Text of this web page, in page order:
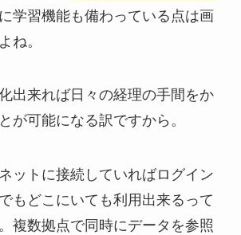
学習機能も備わっている点は画
ね。
出来れば日々の経理の手間をか
が可能になる訳ですから。
ットに接続していればログイン
もどこにいても利用出来るって
複数拠点で同時にデータを参照